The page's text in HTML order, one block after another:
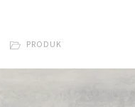
PRODUK